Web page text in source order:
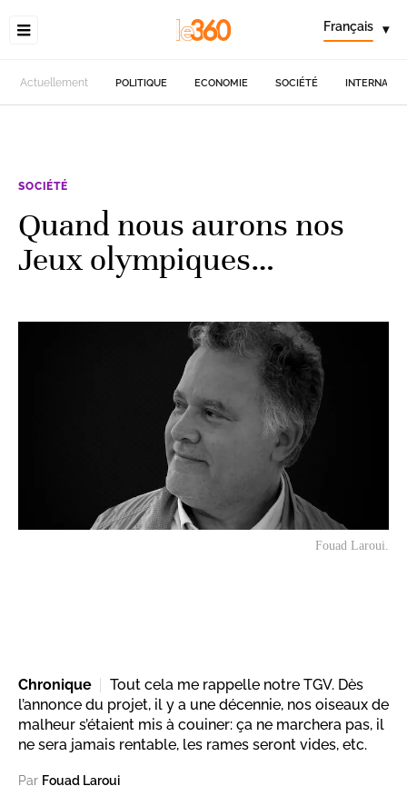
Français ▾
Actuellement POLITIQUE ECONOMIE SOCIÉTÉ
SOCIÉTÉ
Quand nous aurons nos
Jeux olympiques…
Fouad Laroui.
Chronique
Tout cela me rappelle notre TGV. Dès
l’annonce du projet, il y a une décennie, nos oiseaux de
malheur s’étaient mis à couiner: ça ne marchera pas, il
ne sera jamais rentable, les rames seront vides, etc.
Par Fouad Laroui